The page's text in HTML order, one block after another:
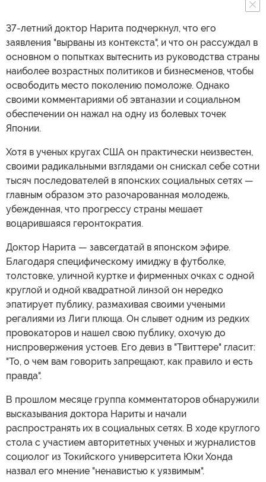
37-летний доктор Нарита подчеркнул, что его
заявления "вырваны из контекста", и что он рассуждал в
основном о попытках вытеснить из руководства страны
наиболее возрастных политиков и бизнесменов, чтобы
освободить место поколению помоложе. Однако
своими комментариями об эвтаназии и социальном
обеспечении он нажал на одну из болевых точек
Японии.
Хотя в ученых кругах США он практически неизвестен,
своими радикальными взглядами он снискал себе сотни
тысяч последователей в японских социальных сетях —
главным образом это разочарованная молодежь,
убежденная, что прогрессу страны мешает
воцарившаяся геронтократия.
Доктор Нарита — завсегдатай в японском эфире.
Благодаря специфическому имиджу в футболке,
толстовке, уличной куртке и фирменных очках с одной
круглой и одной квадратной линзой он нередко
эпатирует публику, размахивая своими учеными
регалиями из Лиги плюща. Он слывет одним из редких
провокаторов и нашел свою публику, охочую до
ниспровержения устоев. Его девиз в "Твиттере" гласит:
"То, о чем вам говорить запрещают, как правило и есть
правда".
В прошлом месяце группа комментаторов обнаружили
высказывания доктора Нариты и начали
распространять их в социальных сетях. В ходе круглого
стола с участием авторитетных ученых и журналистов
социолог из Токийского университета Юки Хонда
назвал его мнение "ненавистью к уязвимым".